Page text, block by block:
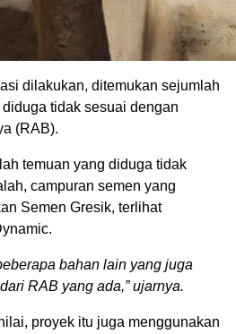
dilakukan, ditemukan sejumlah
tidak sesuai dengan
(RAB).
temuan yang diduga tidak
campuran semen yang
Semen Gresik, terlihat
bahan lain yang juga
RAB yang ada,” ujarnya.
proyek itu juga menggunakan